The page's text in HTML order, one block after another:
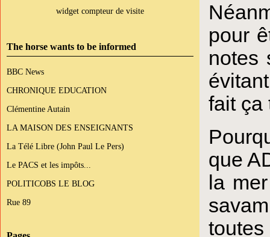
widget compteur de visite
The horse wants to be informed
BBC News
CHRONIQUE EDUCATION
Clémentine Autain
LA MAISON DES ENSEIGNANTS
La Télé Libre (John Paul Le Pers)
Le PACS et les impôts...
POLITICOBS LE BLOG
Rue 89
pour
notes
fait ça
que
la